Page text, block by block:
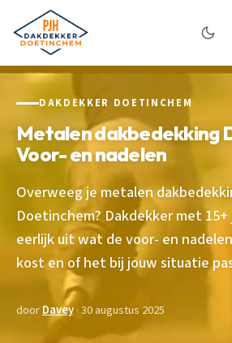
DAKDEKKER DOETINCHEM
Metalen dakbedekking
Voor- en nadelen
Overweeg je metalen
Doetinchem? Dakdekker met
eerlijk uit wat de voor- en
kost en of het bij jouw situatie
doorDavey· 30 augustus 2025